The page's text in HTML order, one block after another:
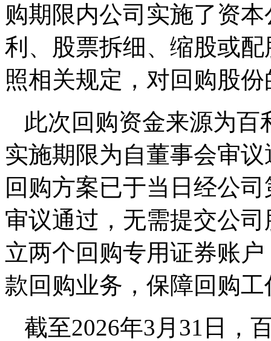
购期限内公司实施了资
利、股票拆细、缩股或
照相关规定，对回购股
此次回购资金来源为
实施期限为自董事会审
回购方案已于当日经公
审议通过，无需提交公
立两个回购专用证券账
款回购业务，保障回购
截至2026年3月31日，